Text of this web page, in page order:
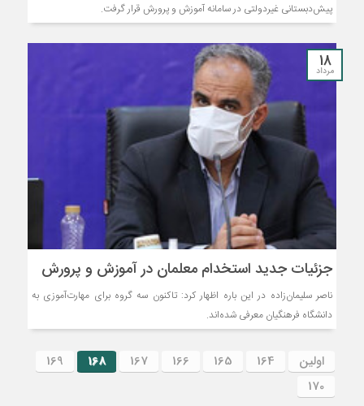
پیش‌دبستانی غیردولتی در سامانه آموزش و پرورش قرار گرفت.
18
مرداد
جزئیات جدید استخدام معلمان در آموزش و پرورش
ناصر سلیمان‌زاده در این باره اظهار کرد: تاکنون سه گروه برای مهارت‌آموزی به
دانشگاه فرهنگیان معرفی شده‌اند.
اولین 164
165
166
167
168
169
170